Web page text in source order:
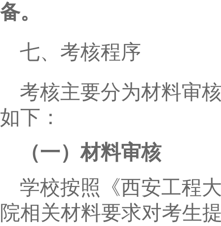
备。
七、考核程序
考核主要分为材料审
如下：
（一）材料审核
学校按照《西安工程
院相关材料要求对考生